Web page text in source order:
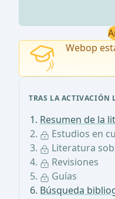
Webop
TRAS LA ACTIVACIÓN
Resumen de la
Estudios en
Literatura
Revisiones
Guías
Búsqueda